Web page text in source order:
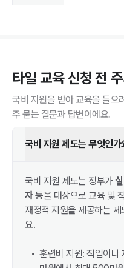
타일 교육 신청 전
국비 지원을 받아 교육을 들으
주 묻는 질문과 답변이에요.
국비 지원 제도는 무엇인가
국비 지원 제도는 정부가
자등을 대상으로 교육 및
재정적 지원을 제공하는
요.
훈련비 지원: 직업이나